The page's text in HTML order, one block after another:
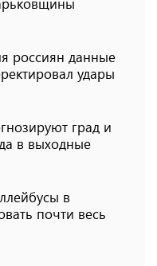
россиян данные
удары
град и
в выходные
в
почти весь